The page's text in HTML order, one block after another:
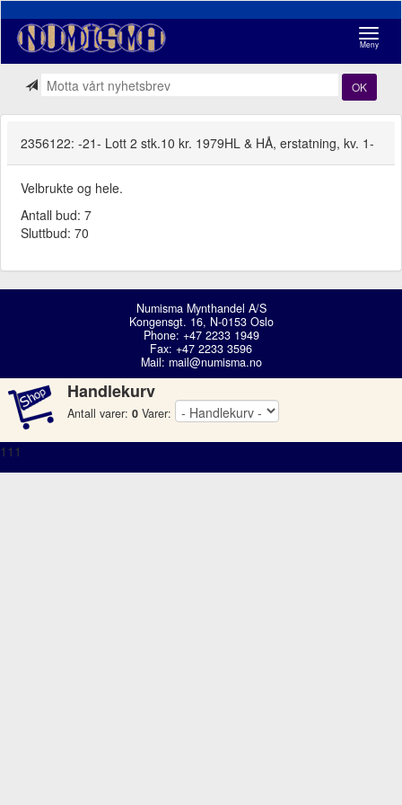
Meny
OK
2356122: -21- Lott 2 stk.10 kr. 1979HL & HÅ, erstatning, kv. 1-
Velbrukte og hele.
Antall bud: 7
Sluttbud: 70
Numisma Mynthandel A/S
Kongensgt. 16, N-0153 Oslo
Phone: +47 2233 1949
Fax: +47 2233 3596
Mail: mail@numisma.no
Handlekurv
Antall varer: 0 Varer:
111